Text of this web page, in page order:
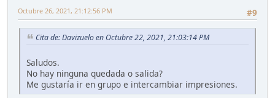
#9
Octubre 26, 2021, 21:12:56 PM
Cita de: Davizuelo en Octubre 22, 2021, 21:03:14 PM
Saludos.
No hay ninguna quedada o salida?
Me gustaría ir en grupo e intercambiar impresiones.